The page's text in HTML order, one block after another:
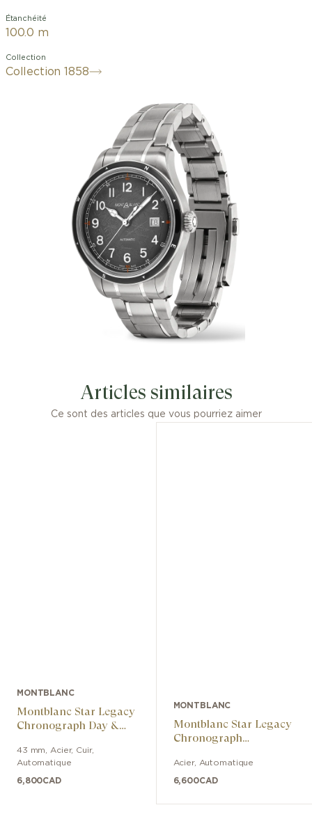
Étanchéité
100.0 m
Collection
Collection 1858
Articles similaires
Ce sont des articles que vous pourriez aimer
MONTBLANC
Montblanc Star Legacy
Chronograph Day &
43 mm Acier, Cuir,
Automatique
6,800CAD
MONTBLANC
Montblanc Star Legacy
Chronograph
Edition - 800 pièces
Acier, Automatique
6,600CAD